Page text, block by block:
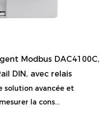
Modbus DAC4100C,
DIN, avec relais
solution avancée et
la cons...